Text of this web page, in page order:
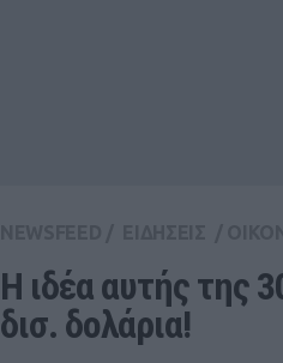
Η ιδέα αυτής της
δισ. δολάρια!